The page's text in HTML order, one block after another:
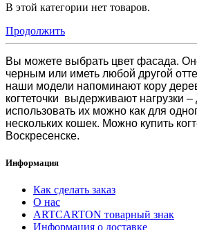
В этой категории нет товаров.
Продолжить
Вы можете выбрать цвет фасада.
черным или иметь любой другой
наши модели напоминают кору
когтеточки выдерживают нагрузки –
использовать их можно как для
нескольких кошек. Можно купить
Воскресенске.
Информация
Как сделать заказ
О нас
ARTCARTON товарный знак
Информация о доставке